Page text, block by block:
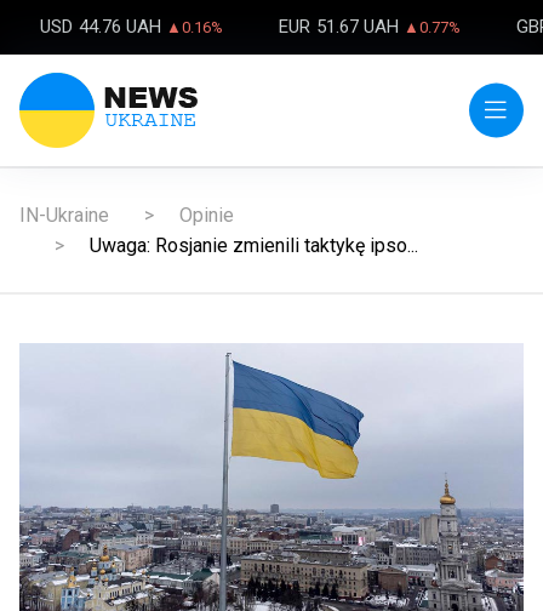
USD 44.76 UAH ▲0.16% EUR 51.67 UAH ▲0.77%
IN-Ukraine
Opinie
Uwaga: Rosjanie zmienili taktykę ipso...